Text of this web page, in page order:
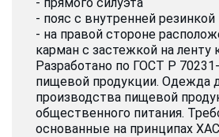
- пояс с внутренней резинкой
- на правой стороне
карман с застежкой на ленту
Разработано по ГОСТ Р
пищевой продукции. Одежда
производства пищевой
общественного питания.
основанные на принципах